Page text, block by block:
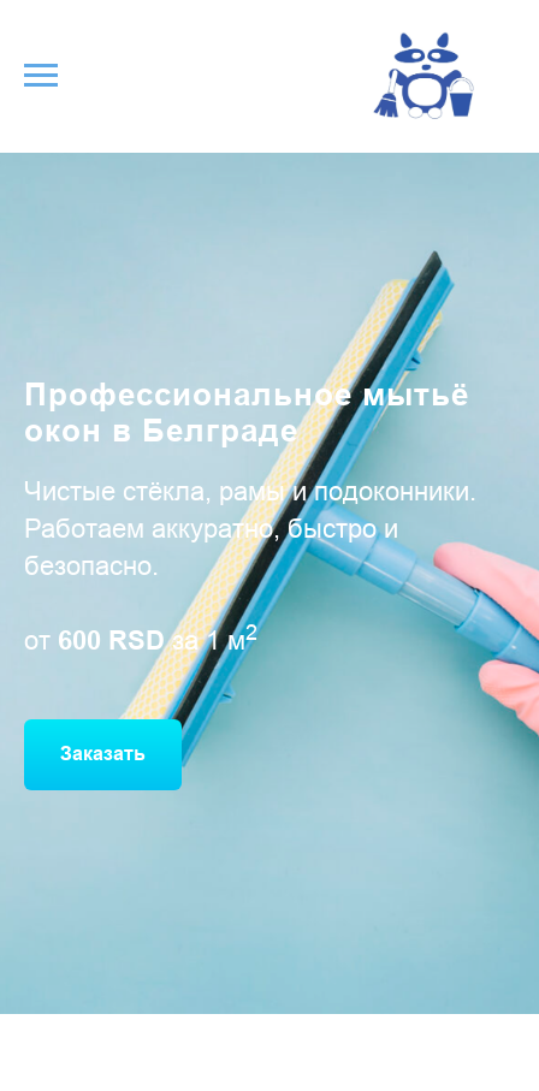
Профессиональное мытьё
окон в Белграде
Чистые стёкла, рамы и подоконники.
Работаем аккуратно, быстро и
безопасно.
от 600 RSDза 1 м2
Заказать